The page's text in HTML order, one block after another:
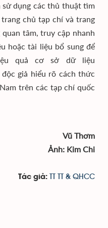
sử dụng các thủ thuật tìm
chủ tạp chí và trang
tâm, truy cập nhanh
hoặc tài liệu bổ sung để
quả cơ sở dữ liệu
giả hiểu rõ cách thức
trên các tạp chí quốc
Vũ Thơm
Ảnh: Kim Chi
Tác giả: TT TT & QHCC